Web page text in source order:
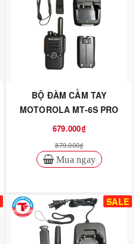
BỘ ĐÀM CẦM TAY
MOTOROLA MT-6S PRO
679.000₫
879.000₫
Mua ngay
SALE